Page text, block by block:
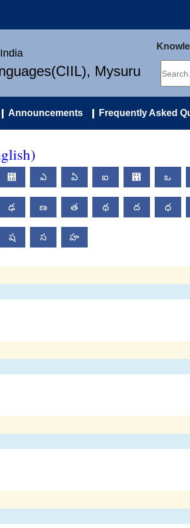
Mysuru
Announcements Frequently Asked
఍ ఎ ఏ ఐ ఑ ఒ
ఢ ణ త థ ద ధ
ష స హ